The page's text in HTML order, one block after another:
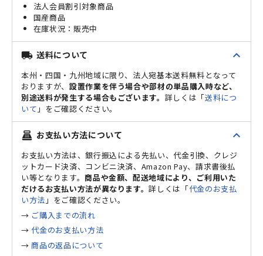
法人会員割引対象商品
国産商品
販売中
local_shipping 送料について expand_less
本州・四国・九州地域に限り、法人宛基本送料無料となって
おりますが、 設置作業を伴う場合や部材の単品購入時など、
別途送料が発生する場合もございます。 詳しくは「送料につ
いて 」をご確認ください。
point_of_sale お支払い方法について expand_less
お支払い方法は、銀行振込による先払い、代金引換、クレジ
ットカード決済、コンビニ決済、Amazon Pay、請求書後払
い等となります。商品や金額、配送地域により、ご利用いた
だけるお支払い方法が異なります。詳しくは「代金のお支払
い方法 」をご確認ください。
→ ご購入までの流れ
→代金のお支払い方法
→ 商品の返品について